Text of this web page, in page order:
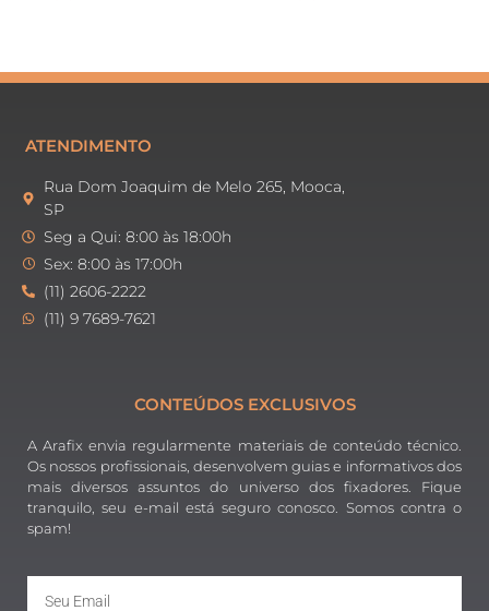
ATENDIMENTO
Rua Dom Joaquim de Melo 265, Mooca,
SP
Seg a Qui: 8:00 às 18:00h
Sex: 8:00 às 17:00h
(11) 2606-2222
(11) 9 7689-7621
CONTEÚDOS EXCLUSIVOS
A Arafix envia regularmente materiais de conteúdo técnico.
Os nossos profissionais, desenvolvem guias e informativos dos
mais diversos assuntos do universo dos fixadores. Fique
tranquilo, seu e-mail está seguro conosco. Somos contra o
spam!